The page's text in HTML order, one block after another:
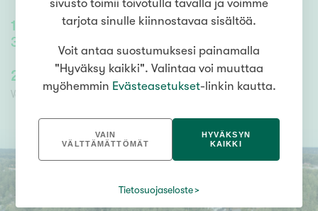
112 161,1m²
3h, k, ask.h, tkh, kph, s, 2 x wc, varastoh
209 000,00 €
Velaton hinta
209 000,00 €
Myyntihinta
sivusto toimii toivotulla tavalla ja voimme
tarjota sinulle kiinnostavaa sisältöä.
Voit antaa suostumuksesi painamalla
"Hyväksy kaikki". Valintaa voi muuttaa
myöhemmin Evästeasetukset-linkin kautta.
VAIN
VÄLTTÄMÄTTÖMÄT
HYVÄKSYN
KAIKKI
Tietosuojaseloste